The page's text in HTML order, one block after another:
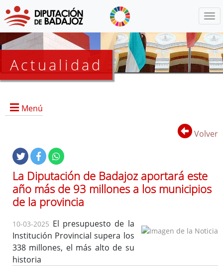
Actualidad
Menú
Noticias
Lista
de
distribución
Volver
La Diputación de Badajoz aportará este
año más de 93 millones a los municipios
de la provincia
10-03-2025 El presupuesto de la
Institución Provincial supera los
338 millones, el más alto de su
historia